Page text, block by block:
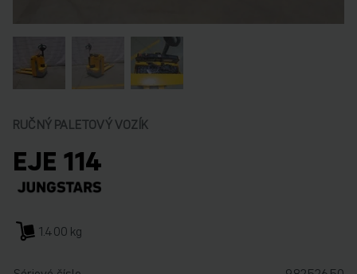
RUČNÝ PALETOVÝ VOZÍK
EJE 114
1.400 kg